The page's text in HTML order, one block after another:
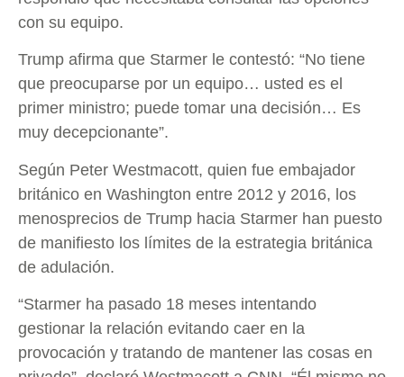
con su equipo.
Trump afirma que Starmer le contestó: “No tiene
que preocuparse por un equipo… usted es el
primer ministro; puede tomar una decisión… Es
muy decepcionante”.
Según Peter Westmacott, quien fue embajador
británico en Washington entre 2012 y 2016, los
menosprecios de Trump hacia Starmer han puesto
de manifiesto los límites de la estrategia británica
de adulación.
“Starmer ha pasado 18 meses intentando
gestionar la relación evitando caer en la
provocación y tratando de mantener las cosas en